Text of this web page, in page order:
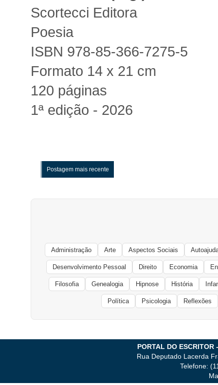
Scortecci Editora
Poesia
ISBN 978-85-366-7275-5
Formato 14 x 21 cm
120 páginas
1ª edição - 2026
Postagem mais recente
Administração Arte Aspectos Sociais
Desenvolvimento Pessoal Direito Economia
Filosofia Genealogia Hipnose História
Política Psicologia Reflexões
PORTAL DO ESCRITOR
Rua Deputado Lacerda
Telefone: